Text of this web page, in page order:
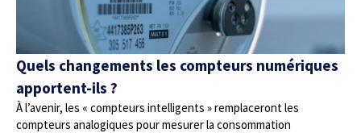
Quels changements les compteurs numériques
apportent-ils ?
À l’avenir, les « compteurs intelligents » remplaceront les
compteurs analogiques pour mesurer la consommation